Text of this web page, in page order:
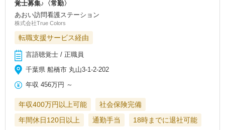
覚士募集♪〈常勤〉
あおい訪問看護ステーション
株式会社True Colors
転職支援サービス経由
言語聴覚士 / 正職員
千葉県 船橋市 丸山3-1-2-202
年収 456万円 ～
年収400万円以上可能
社会保険完備
年間休日120日以上
通勤手当 18時までに退社可能